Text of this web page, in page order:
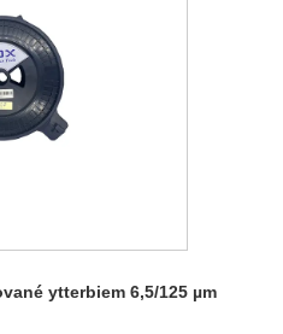
ytterbiem 6,5/125 µm